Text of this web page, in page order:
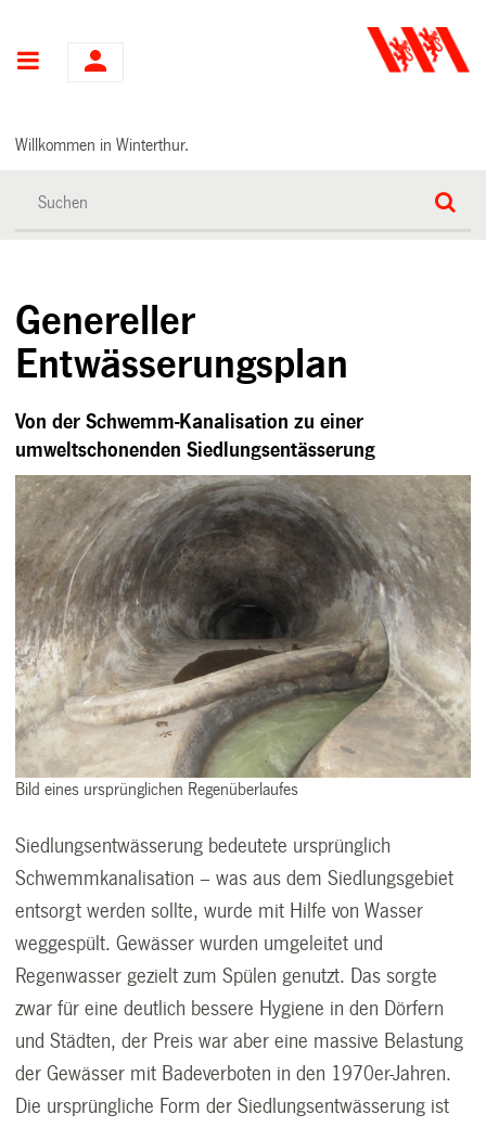
Hauptnavigation
Willkommen in Winterthur.
Genereller
Entwässerungsplan
Von der Schwemm-Kanalisation zu einer
umweltschonenden Siedlungsentässerung
Bild eines ursprünglichen Regenüberlaufes
Siedlungsentwässerung bedeutete ursprünglich
Schwemmkanalisation – was aus dem Siedlungsgebiet
entsorgt werden sollte, wurde mit Hilfe von Wasser
weggespült. Gewässer wurden umgeleitet und
Regenwasser gezielt zum Spülen genutzt. Das sorgte
zwar für eine deutlich bessere Hygiene in den Dörfern
und Städten, der Preis war aber eine massive Belastung
der Gewässer mit Badeverboten in den 1970er-Jahren.
Die ursprüngliche Form der Siedlungsentwässerung ist